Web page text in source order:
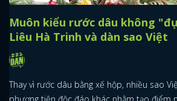
Muôn kiểu rước dâu không
Liêu Hà Trinh và dàn sao Việt
Thay vì rước dâu bằng xế hộp, nhiều sao
phương tiện độc đáo khác nhằm tạo điểm